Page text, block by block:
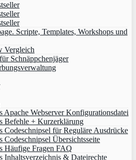
Scripte, Templates, Workshops und
Vergleich
Schnäppchenjäger
Apache Webserver Konfigurationsdatei
Befehle + Kurzerklärung
Codeschnipsel für Reguläre Ausdrücke
Codeschnipsel Übersichtsseite
Häufige Fragen FAQ
Inhaltsverzeichnis & Dateirechte